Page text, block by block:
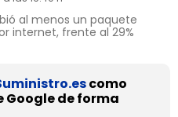
al menos un paquete
internet, frente al 29%
como
Google de forma